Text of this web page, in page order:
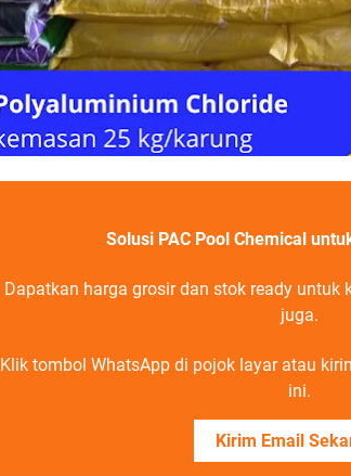
Solusi PAC Pool Chemical
Dapatkan harga grosir dan stok ready untuk
juga.
Klik tombol WhatsApp di pojok layar atau
ini.
Kirim Email